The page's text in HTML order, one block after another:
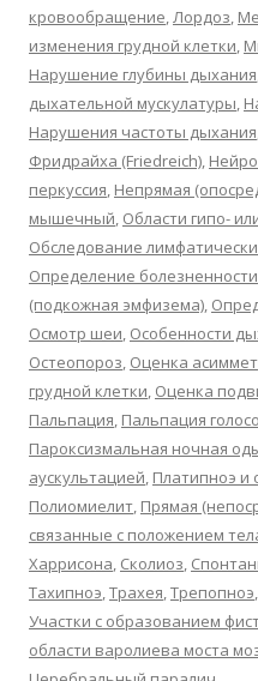
кровообращение,Лордоз,
изменения грудной клетки,
Нарушение глубины дыхания
дыхательной мускулатуры,
Нарушения частоты дыхания
Фридрайха (Friedreich),
перкуссия, Непрямая
мышечный, Области гипо-
Обследование
Определение болезненности
(подкожная эмфизема),
Осмотр шеи, Особенности
Остеопороз, Оценка
грудной клетки, Оценка
Пальпация, Пальпация
Пароксизмальная ночная
аускультацией, Платипноэ и
Полиомиелит, Прямая
связанные с положением
Харрисона, Сколиоз,
Тахипноэ,Трахея,Трепопноэ,
Участки с образованием
области варолиева моста